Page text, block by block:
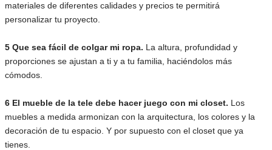
materiales de diferentes calidades y precios te permitirá
personalizar tu proyecto.
5 Que sea fácil de colgar mi ropa. La altura, profundidad y
proporciones se ajustan a ti y a tu familia, haciéndolos más
cómodos.
6 El mueble de la tele debe hacer juego con mi closet. Los
muebles a medida armonizan con la arquitectura, los colores y la
decoración de tu espacio. Y por supuesto con el closet que ya
tienes.